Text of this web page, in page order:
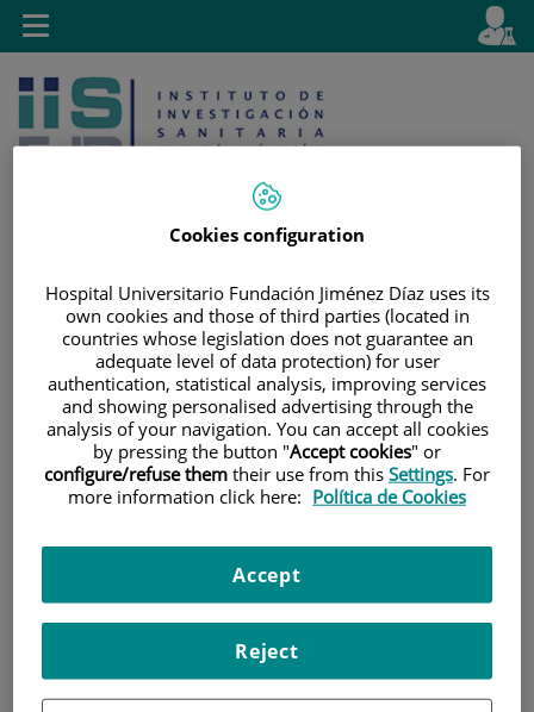
Saltar al contenido
contenido
Selector
activo
es
Buscar
Toggle
navigation
UNIDADES DE APOYO|
|A PHASE II MULTI CENTER STUDY OF BGB324 IN
WITH PREVIOUSLY TREATED ADVANCED
Cookies configuration
Hospital Universitario Fundación Jiménez Díaz uses its
own cookies and those of third parties (located in
countries whose legislation does not guarantee an
adequate level of data protection) for user
authentication, statistical analysis, improving services
and showing personalised advertising through the
analysis of your navigation. You can accept all cookies
by pressing the button "Accept cookies" or
configure/refuse them their use from this Settings. For
more information click here: Política de Cookies
Reject
Accept